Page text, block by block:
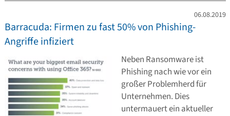
06.08.2019
Barracuda: Firmen zu fast 50% von Phishing-
Angriffe infiziert
Neben Ransomware ist
Phishing nach wie vor ein
großer Problemherd für
Unternehmen. Dies
untermauert ein aktueller